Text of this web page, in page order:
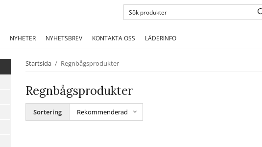
NYHETER NYHETSBREV KONTAKTA OSS LÄDERINFO
Startsida / Regnbågsprodukter
Regnbågsprodukter
Sortering